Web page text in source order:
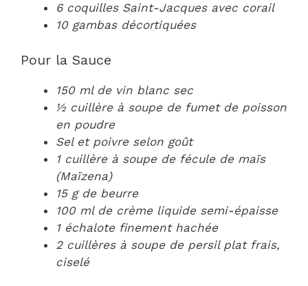
6 coquilles Saint-Jacques avec corail
10 gambas décortiquées
Pour la Sauce
150 ml de vin blanc sec
½ cuillère à soupe de fumet de poisson
en poudre
Sel et poivre selon goût
1 cuillère à soupe de fécule de maïs
(Maïzena)
15 g de beurre
100 ml de crème liquide semi-épaisse
1 échalote finement hachée
2 cuillères à soupe de persil plat frais,
ciselé